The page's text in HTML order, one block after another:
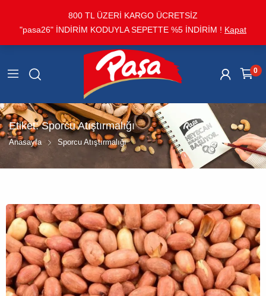
800 TL ÜZERİ KARGO ÜCRETSİZ
"pasa26" İNDİRİM KODUYLA SEPETTE %5 İNDİRİM ! Kapat
0
Etiket:Sporcu Atıştırmalığı
Anasayfa Sporcu Atıştırmalığı